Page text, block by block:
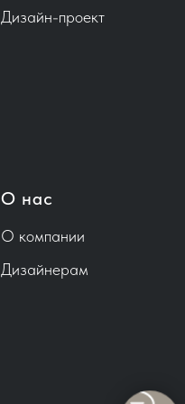
Дизайн-проект
О нас
О компании
Дизайнерам